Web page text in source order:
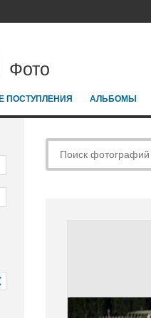
Фото
ПОСТУПЛЕНИЯ АЛЬБОМЫ